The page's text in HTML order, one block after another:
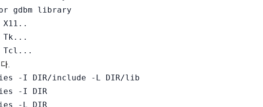
gdbm library
.
-I DIR/include -L DIR/lib
-I DIR